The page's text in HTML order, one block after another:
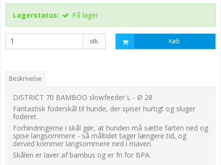
Lagerstatus: På lager
stk. Køb
Beskrivelse
DISTRICT 70 BAMBOO slowfeeder L - Ø 28
Fantastisk foderskål til hunde, der spiser hurtigt og sluger
foderet.
Forhindringerne i skål gør, at hunden må sætte farten ned og
spise langsommere - så måltidet tager længere tid, og
derved kommer langsommere ned i maven.
Skålen er laver af bambus og er fri for BPA.